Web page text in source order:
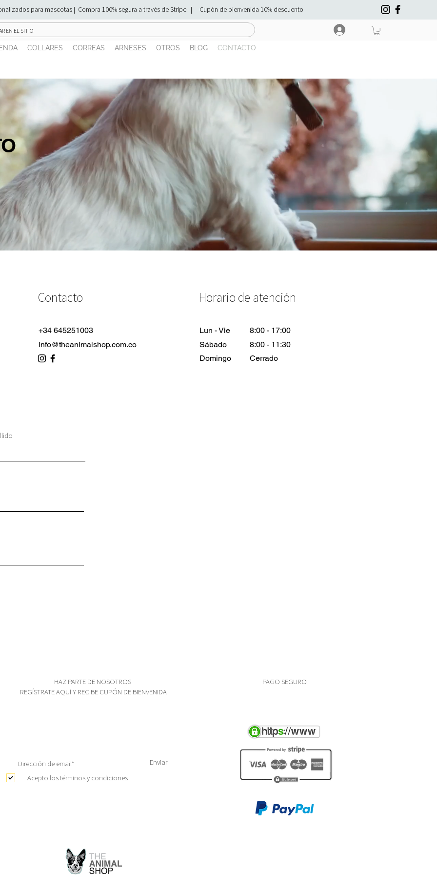
para mascotas | Compra 100% segura a través de Stripe | Cupón de bienvenida 10% descuento
COLLARES CORREAS ARNESES OTROS BLOG CONTACTO
Contacto
+34 645251003
info@theanimalshop.com.co
Horario de atención
Lun - Vie
Sábado
Domingo
8:00 - 17:00
8:00 - 11:30
Cerrado
HAZ PARTE DE NOSOTROS
REGÍSTRATE AQUÍ Y RECIBE CUPÓN DE BIENVENIDA
Enviar
Acepto los términos y condiciones
PAGO SEGURO